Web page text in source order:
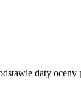
daty